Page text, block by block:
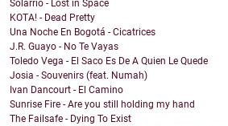
Solarrio - Lost in Space
KOTA! - Dead Pretty
Una Noche En Bogotá - Cicatrices
J.R. Guayo - No Te Vayas
Toledo Vega - El Saco Es De A Quien Le Quede
Josia - Souvenirs (feat. Numah)
Ivan Dancourt - El Camino
Sunrise Fire - Are you still holding my hand
The Failsafe - Dying To Exist